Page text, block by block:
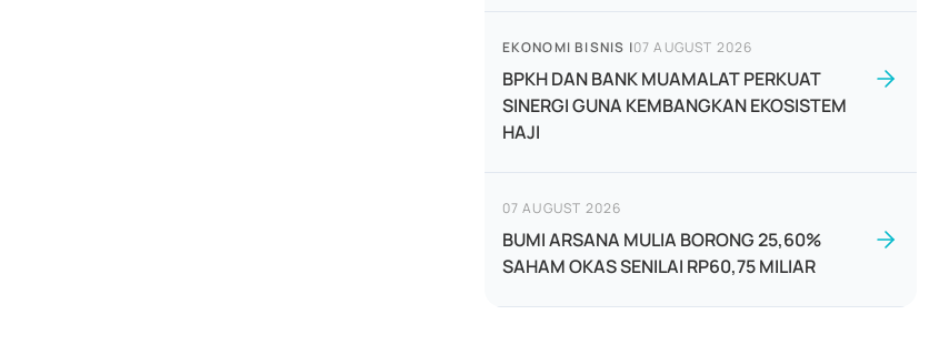
EKONOMI BISNIS |07 AUGUST 2026
BPKH DAN BANK MUAMALAT PERKUAT
SINERGI GUNA KEMBANGKAN EKOSISTEM
HAJI
07 AUGUST 2026
BUMI ARSANA MULIA BORONG 25,60%
SAHAM OKAS SENILAI RP60,75 MILIAR